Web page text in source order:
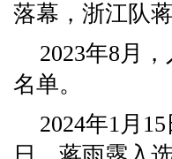
落幕，浙江队
2023年8月
名单。
2024年1月